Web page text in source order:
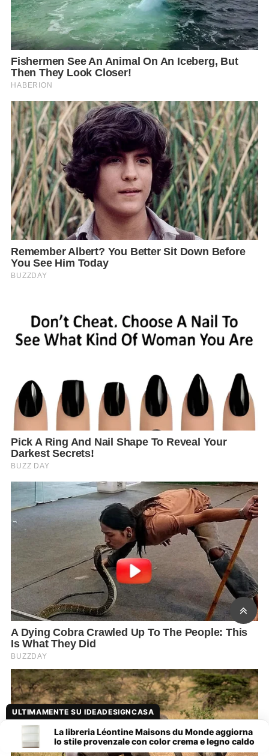
ULTIMAMENTE SU IDEADESIGNCASA
La libreria Léontine Maisons du Monde aggiorna
lo stile provenzale con color crema e legno caldo